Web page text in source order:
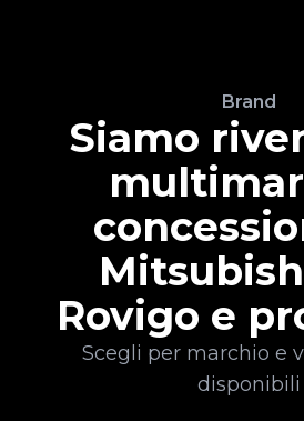
Brand
Siamo
Rovigo e
Scegli per marchio e
disponibili